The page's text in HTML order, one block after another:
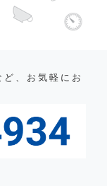
、お気軽にお